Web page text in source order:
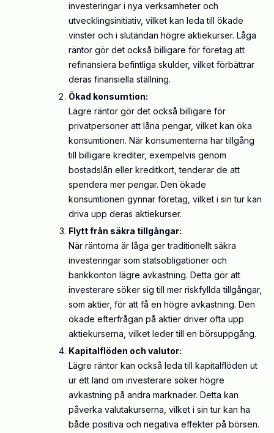
investeringar i nya verksamheter och
utvecklingsinitiativ, vilket kan leda till ökade
vinster och i slutändan högre aktiekurser. Låga
räntor gör det också billigare för företag att
refinansiera befintliga skulder, vilket förbättrar
deras finansiella ställning.
Ökad konsumtion:
Lägre räntor gör det också billigare för
privatpersoner att låna pengar, vilket kan öka
konsumtionen. När konsumenterna har tillgång
till billigare krediter, exempelvis genom
bostadslån eller kreditkort, tenderar de att
spendera mer pengar. Den ökade
konsumtionen gynnar företag, vilket i sin tur kan
driva upp deras aktiekurser.
Flytt från säkra tillgångar:
När räntorna är låga ger traditionellt säkra
investeringar som statsobligationer och
bankkonton lägre avkastning. Detta gör att
investerare söker sig till mer riskfyllda tillgångar,
som aktier, för att få en högre avkastning. Den
ökade efterfrågan på aktier driver ofta upp
aktiekurserna, vilket leder till en börsuppgång.
Kapitalflöden och valutor:
Lägre räntor kan också leda till kapitalflöden ut
ur ett land om investerare söker högre
avkastning på andra marknader. Detta kan
påverka valutakurserna, vilket i sin tur kan ha
både positiva och negativa effekter på börsen.